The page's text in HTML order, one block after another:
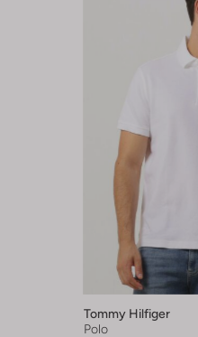
Tommy Hilfiger
Polo